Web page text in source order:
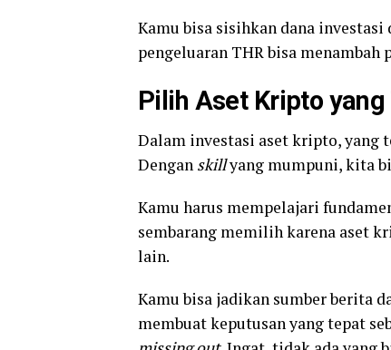
Kamu bisa sisihkan dana
pengeluaran THR bisa menambah
Pilih Aset Kripto yang
Dalam investasi aset kripto, yang
Dengan skillyang mumpuni, kita
Kamu harus mempelajari
sembarang memilih karena aset
lain.
Kamu bisa jadikan sumber berita
membuat keputusan yang tepat